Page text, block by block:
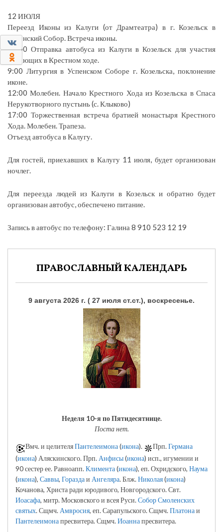
0
0
12 ИЮЛЯ
Переезд Иконы из Калуги (от Драмтеатра) в г. Козельск в
Успенский Собор. Встреча иконы.
08:00 Отправка автобуса из Калуги в Козельск для участия
желающих в Крестном ходе.
9:00 Литургия в Успенском Соборе г. Козельска, поклонение
иконе.
12:00 Молебен. Начало Крестного Хода из Козельска в Спаса
Нерукотворного пустынь (с. Клыково)
17:00 Торжественная встреча братией монастыря Крестного
Хода. Молебен. Трапеза.
Отъезд автобуса в Калугу.
Для гостей, приехавших в Калугу 11 июля, будет организован
ночлег.
Для переезда людей из Калуги в Козельск и обратно будет
организован автобус, обеспечено питание.
Запись в автобус по телефону: Галина 8 910 523 12 19
ПРАВОСЛАВНЫЙ КАЛЕНДАРЬ
9 августа 2026 г. ( 27 июля ст.ст.), воскресенье.
Неделя 10-я по Пятидесятнице.
Поста нет.
Вмч. и целителяПантелеимона(икона). Прп.Германа
(икона) Аляскинского. Прп. Анфисы(икона) исп., игумении и
90 сестер ее. Равноапп.Климента(икона), еп. Охридского, Наума
(икона), Саввы, Гораздаи Ангеляра. Блж.Николая(икона)
Кочанова, Христа ради юродивого, Новгородского. Свт.
Иоасафа, митр. Московского и всея Руси.Собор Смоленских
святых. Сщмч. Амвросия, еп. Сарапульского. Сщмч.Платонаи
Пантелеимонапресвитера. Сщмч.Иоаннапресвитера.